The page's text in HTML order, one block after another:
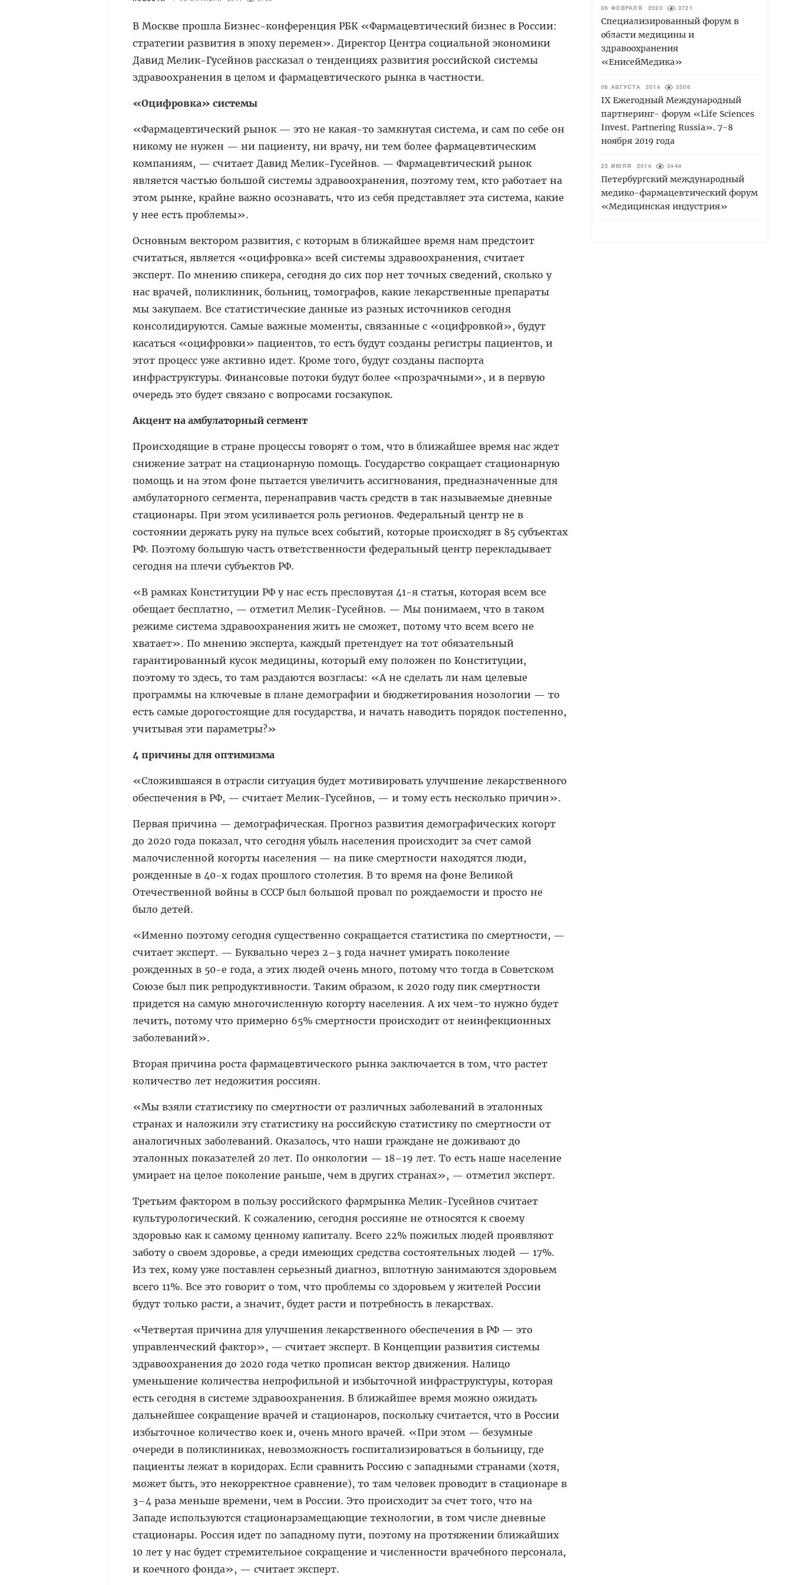
В Москве прошла Бизнес-конференция РБК «Фармацевтический бизнес в России:
стратегии развития в эпоху перемен». Директор Центра социальной экономики
Давид Мелик-Гусейнов рассказал о тенденциях развития российской системы
здравоохранения в целом и фармацевтического рынка в частности.
«Оцифровка» системы
«Фармацевтический рынок — это не какая-то замкнутая система, и сам по себе он
никому не нужен — ни пациенту, ни врачу, ни тем более фармацевтическим
компаниям, — считает Давид Мелик-Гусейнов. — Фармацевтический рынок
является частью большой системы здравоохранения, поэтому тем, кто работает на
этом рынке, крайне важно осознавать, что из себя представляет эта система, какие
у нее есть проблемы».
Основным вектором развития, с которым в ближайшее время нам предстоит
считаться, является «оцифровка» всей системы здравоохранения, считает
эксперт. По мнению спикера, сегодня до сих пор нет точных сведений, сколько у
нас врачей, поликлиник, больниц, томографов, какие лекарственные препараты
мы закупаем. Все статистические данные из разных источников сегодня
консолидируются. Самые важные моменты, связанные с «оцифровкой», будут
касаться «оцифровки» пациентов, то есть будут созданы регистры пациентов, и
этот процесс уже активно идет. Кроме того, будут созданы паспорта
инфраструктуры. Финансовые потоки будут более «прозрачными», и в первую
очередь это будет связано с вопросами госзакупок.
Акцент на амбулаторный сегмент
Происходящие в стране процессы говорят о том, что в ближайшее время нас ждет
снижение затрат на стационарную помощь. Государство сокращает стационарную
помощь и на этом фоне пытается увеличить ассигнования, предназначенные для
амбулаторного сегмента, перенаправив часть средств в так называемые дневные
стационары. При этом усиливается роль регионов. Федеральный центр не в
состоянии держать руку на пульсе всех событий, которые происходят в 85 субъектах
РФ. Поэтому большую часть ответственности федеральный центр перекладывает
сегодня на плечи субъектов РФ.
«В рамках Конституции РФ у нас есть пресловутая 41-я статья, которая всем все
обещает бесплатно, — отметил Мелик-Гусейнов. — Мы понимаем, что в таком
режиме система здравоохранения жить не сможет, потому что всем всего не
хватает». По мнению эксперта, каждый претендует на тот обязательный
гарантированный кусок медицины, который ему положен по Конституции,
поэтому то здесь, то там раздаются возгласы: «А не сделать ли нам целевые
программы на ключевые в плане демографии и бюджетирования нозологии — то
есть самые дорогостоящие для государства, и начать наводить порядок постепенно,
учитывая эти параметры?»
4 причины для оптимизма
«Сложившаяся в отрасли ситуация будет мотивировать улучшение лекарственного
обеспечения в РФ, — считает Мелик-Гусейнов, — и тому есть несколько причин».
Первая причина — демографическая. Прогноз развития демографических когорт
до 2020 года показал, что сегодня убыль населения происходит за счет самой
малочисленной когорты населения — на пике смертности находятся люди,
рожденные в 40-х годах прошлого столетия. В то время на фоне Великой
Отечественной войны в СССР был большой провал по рождаемости и просто не
было детей.
«Именно поэтому сегодня существенно сокращается статистика по смертности, —
считает эксперт. — Буквально через 2–3 года начнет умирать поколение
рожденных в 50-е года, а этих людей очень много, потому что тогда в Советском
Союзе был пик репродуктивности. Таким образом, к 2020 году пик смертности
придется на самую многочисленную когорту населения. А их чем-то нужно будет
лечить, потому что примерно 65% смертности происходит от неинфекционных
заболеваний».
Вторая причина роста фармацевтического рынка заключается в том, что растет
количество лет недожития россиян.
«Мы взяли статистику по смертности от различных заболеваний в эталонных
странах и наложили эту статистику на российскую статистику по смертности от
аналогичных заболеваний. Оказалось, что наши граждане не доживают до
эталонных показателей 20 лет. По онкологии — 18–19 лет. То есть наше население
умирает на целое поколение раньше, чем в других странах», — отметил эксперт.
Третьим фактором в пользу российского фармрынка Мелик-Гусейнов считает
культурологический. К сожалению, сегодня россияне не относятся к своему
здоровью как к самому ценному капиталу. Всего 22% пожилых людей проявляют
заботу о своем здоровье, а среди имеющих средства состоятельных людей — 17%.
Из тех, кому уже поставлен серьезный диагноз, вплотную занимаются здоровьем
всего 11%. Все это говорит о том, что проблемы со здоровьем у жителей России
будут только расти, а значит, будет расти и потребность в лекарствах.
«Четвертая причина для улучшения лекарственного обеспечения в РФ — это
управленческий фактор», — считает эксперт. В Концепции развития системы
здравоохранения до 2020 года четко прописан вектор движения. Налицо
уменьшение количества непрофильной и избыточной инфраструктуры, которая
есть сегодня в системе здравоохранения. В ближайшее время можно ожидать
дальнейшее сокращение врачей и стационаров, поскольку считается, что в России
избыточное количество коек и, очень много врачей. «При этом — безумные
очереди в поликлиниках, невозможность госпитализироваться в больницу, где
пациенты лежат в коридорах. Если сравнить Россию с западными странами (хотя,
может быть, это некорректное сравнение), то там человек проводит в стационаре в
3–4 раза меньше времени, чем в России. Это происходит за счет того, что на
Западе используются стационарзамещающие технологии, в том числе дневные
стационары. Россия идет по западному пути, поэтому на протяжении ближайших
10 лет у нас будет стремительное сокращение и численности врачебного персонала,
и коечного фонда», — считает эксперт.
06 ФЕВРАЛЯ 2020 3721
Специализированный форум в
области медицины и
здравоохранения
«ЕнисейМедика»
06 АВГУСТА 2019 3506
IХ Ежегодный Международный
партнеринг- форум «Life Sciences
Invest. Partnering Russia». 7-8
ноября 2019 года
23 ИЮЛЯ 2019 3949
Петербургский международный
медико-фармацевтический форум
«Медицинская индустрия»